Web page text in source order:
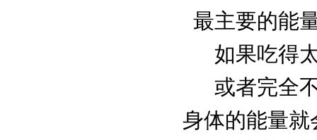
最主要的能
如果吃得
或者完全
身体的能量就